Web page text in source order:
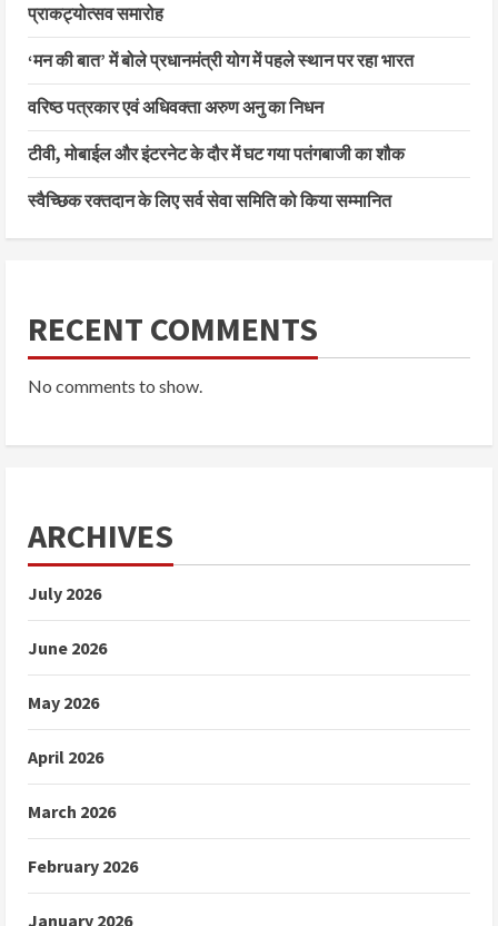
प्राकट्योत्सव समारोह
‘मन की बात’ में बोले प्रधानमंत्री योग में पहले स्थान पर रहा भारत
वरिष्ठ पत्रकार एवं अधिवक्ता अरुण अनु का निधन
टीवी, मोबाईल और इंटरनेट के दौर में घट गया पतंगबाजी का शौक
स्वैच्छिक रक्तदान के लिए सर्व सेवा समिति को किया सम्मानित
RECENT COMMENTS
No comments to show.
ARCHIVES
July 2026
June 2026
May 2026
April 2026
March 2026
February 2026
January 2026